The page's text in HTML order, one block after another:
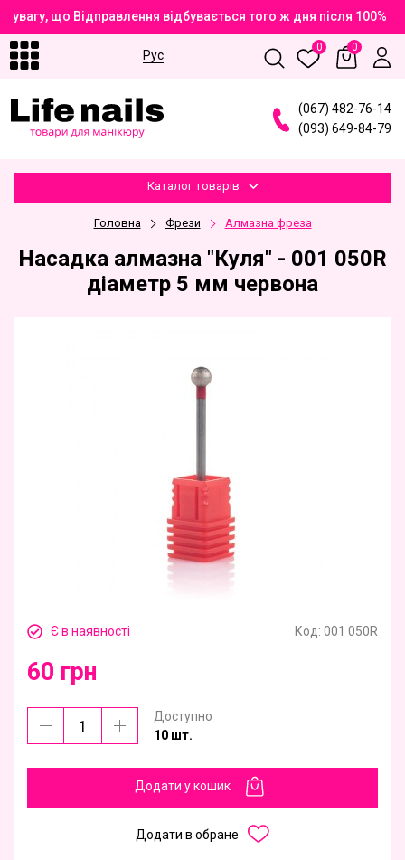
що Відправлення відбувається того ж дня після
Рус
0 0
(067) 482-76-14
(093) 649-84-79
Каталог товарів
Головна Фрези Алмазна фреза
Насадка алмазна "Куля" - 001 050R
діаметр 5 мм червона
Є в наявності Код: 001 050R
60 грн
Доступно
10 шт.
Додати у кошик
Додати в обране